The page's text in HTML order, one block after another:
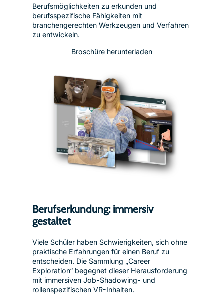
Berufsmöglichkeiten zu erkunden und
berufsspezifische Fähigkeiten mit
branchengerechten Werkzeugen und Verfahren
zu entwickeln.
Broschüre herunterladen
Berufserkundung: immersiv
gestaltet
Viele Schüler haben Schwierigkeiten, sich ohne
praktische Erfahrungen für einen Beruf zu
entscheiden. Die Sammlung „Career
Exploration“ begegnet dieser Herausforderung
mit immersiven Job-Shadowing- und
rollenspezifischen VR-Inhalten.